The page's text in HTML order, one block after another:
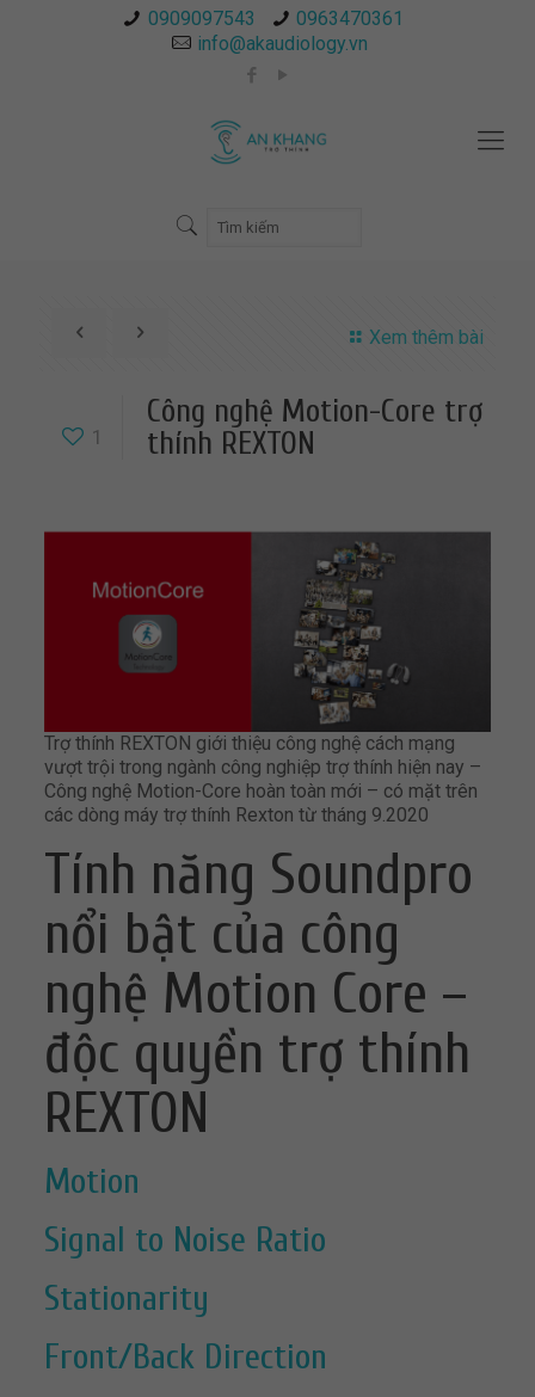
0909097543
0963470361
info@akaudiology.vn
Xem thêm bài
1
Công nghệ Motion-Core trợ
thính REXTON
Trợ thính REXTON giới thiệu công nghệ cách mạng
vượt trội trong ngành công nghiệp trợ thính hiện nay –
Công nghệ Motion-Core hoàn toàn mới – có mặt trên
các dòng máy trợ thính Rexton từ tháng 9.2020
Tính năng Soundpro
nổi bật của công
nghệ Motion Core –
độc quyền trợ thính
REXTON
Motion
Signal to Noise Ratio
Stationarity
Front/Back Direction